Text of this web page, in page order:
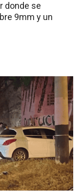
donde se
9mm y un